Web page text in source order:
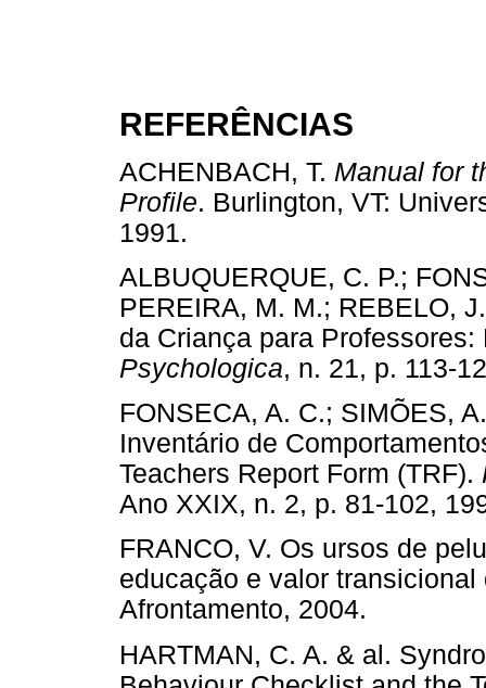
REFERÊNCIAS
ACHENBACH, T. Manual for
Profile. Burlington, VT:
1991.
ALBUQUERQUE, C. P.;
PEREIRA, M. M.; REBELO,
da Criança para
Psychologica, n. 21, p.
FONSECA, A. C.; SIMÕES,
Inventário de
Teachers Report Form (TRF).
Ano XXIX, n. 2, p. 81-102,
FRANCO, V. Os ursos de
educação e valor
Afrontamento, 2004.
HARTMAN, C. A. & al.